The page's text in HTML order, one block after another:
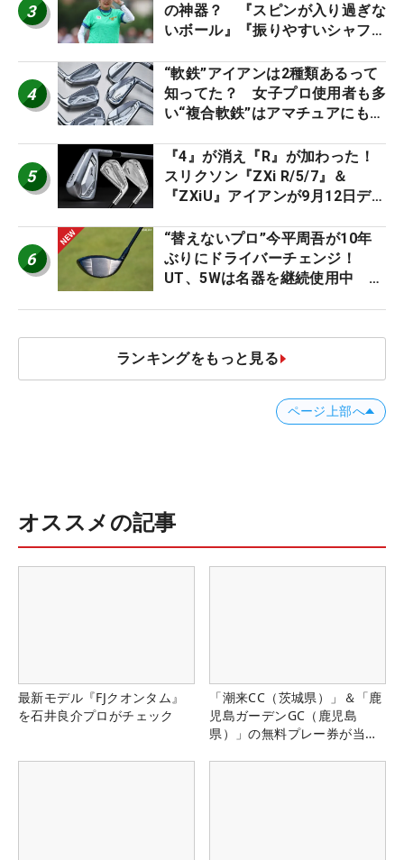
3
の神器？ 『スピンが入り過ぎな
いボール』『振りやすいシャフ
ー』 #女子プロセッティング
4
“軟鉄”アイアンは2種類あるって
知ってた？ 女子プロ使用者も多
い“複合軟鉄”はアマチュアにもオ
5
『4』が消え『R』が加わった！
スリクソン『ZXi R/5/7』＆
『ZXiU』アイアンが9月12日デ
6
“替えないプロ”今平周吾が10年
ぶりにドライバーチェンジ！
UT、5Wは名器を継続使用中 #
ランキングをもっと見る
ページ上部へ
オススメの記事
最新モデル『FJクオンタム』
を石井良介プロがチェック
「潮来CC（茨城県）」＆「鹿
児島ガーデンGC（鹿児島
県）」の無料プレー券が当た